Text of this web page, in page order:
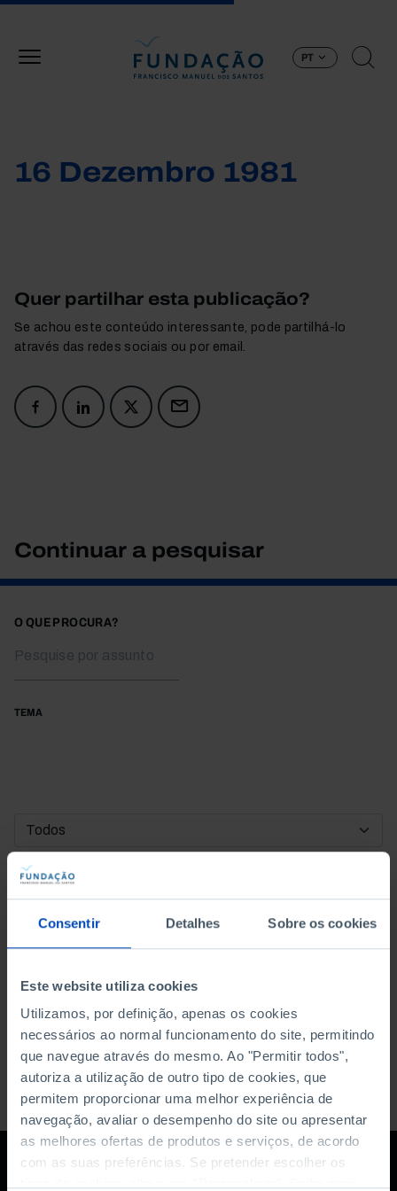
Consentir Detalhes Sobre os cookies
Este website utiliza cookies
Utilizamos, por definição, apenas os cookies
necessários ao normal funcionamento do site, permitindo
que navegue através do mesmo. Ao "Permitir todos",
autoriza a utilização de outro tipo de cookies, que
permitem proporcionar uma melhor experiência de
navegação, avaliar o desempenho do site ou apresentar
as melhores ofertas de produtos e serviços, de acordo
com as suas preferências. Se pretender escolher os
PT
16 Dezembro 1981
Quer partilhar esta publicação?
Se achou este conteúdo interessante, pode partilhá-lo
através das redes sociais ou por email.
Continuar a pesquisar
O QUE PROCURA?
TEMA
DATA DE INÍCIO
DATA DE FIM